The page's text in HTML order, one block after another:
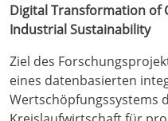
Digital Transformation of
Industrial Sustainability
Ziel des
eines datenbasierten
Wertschöpfungssystems